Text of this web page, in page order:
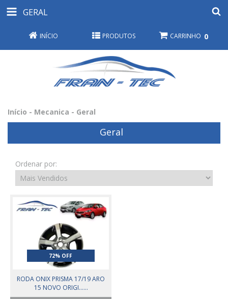
GERAL
INÍCIO PRODUTOS CARRINHO 0
Início - Mecanica - Geral
Geral
Ordenar por:
72% OFF
RODA ONIX PRISMA 17/19 ARO
15 NOVO ORIGI......